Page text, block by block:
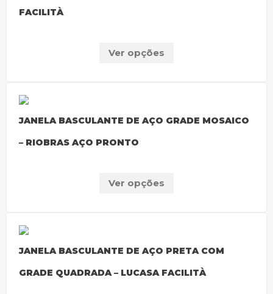
FACILITÀ
Ver opções
JANELA BASCULANTE DE AÇO GRADE MOSAICO
– RIOBRAS AÇO PRONTO
Ver opções
JANELA BASCULANTE DE AÇO PRETA COM
GRADE QUADRADA – LUCASA FACILITÀ